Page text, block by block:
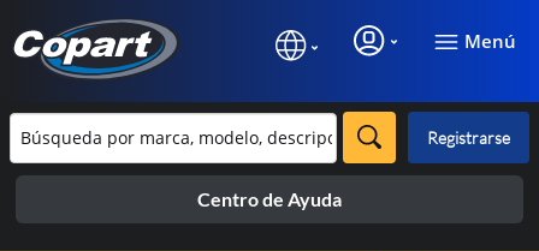
Menú
Registrarse
Centro de Ayuda